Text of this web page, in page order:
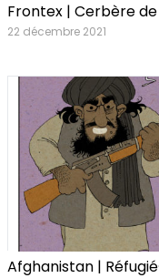
Frontex | Cerbère de
22 décembre 2021
Afghanistan |